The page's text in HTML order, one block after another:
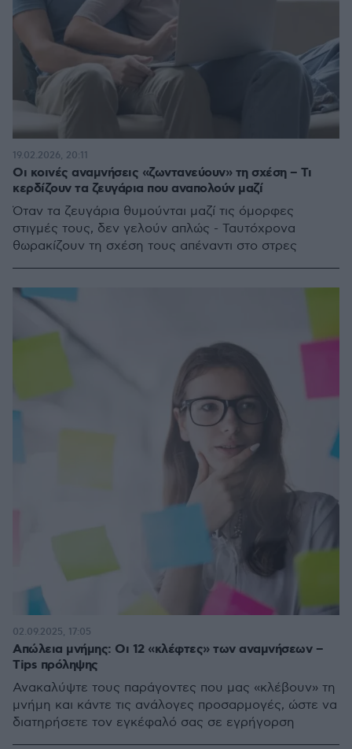
Οι κοινές αναμνήσεις «ζωντανεύουν» τη σχέση – Τι
κερδίζουν τα ζευγάρια που αναπολούν μαζί
Όταν τα ζευγάρια θυμούνται μαζί τις όμορφες
στιγμές τους, δεν γελούν απλώς - Ταυτόχρονα
θωρακίζουν τη σχέση τους απέναντι στο στρες
19.02.2026, 20:11
Απώλεια μνήμης: Οι 12 «κλέφτες» των αναμνήσεων –
Tips πρόληψης
Ανακαλύψτε τους παράγοντες που μας «κλέβουν» τη
μνήμη και κάντε τις ανάλογες προσαρμογές, ώστε να
διατηρήσετε τον εγκέφαλό σας σε εγρήγορση
02.09.2025, 17:05